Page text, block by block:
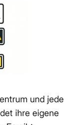
und jede
ihre eigene